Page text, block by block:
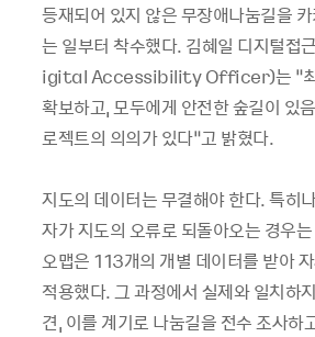
등재되어 있지 않은 무장애나눔길을
는 일부터 착수했다. 김혜일 디지털접
igital Accessibility Officer)는 “최
확보하고, 모두에게 안전한 숲길이 있
로젝트의 의의가 있다”고 밝혔다.
지도의 데이터는 무결해야 한다. 특히
자가 지도의 오류로 되돌아오는 경우
오맵은 113개의 개별 데이터를 받아
적용했다. 그 과정에서 실제와 일치하
견, 이를 계기로 나눔길을 전수 조사하